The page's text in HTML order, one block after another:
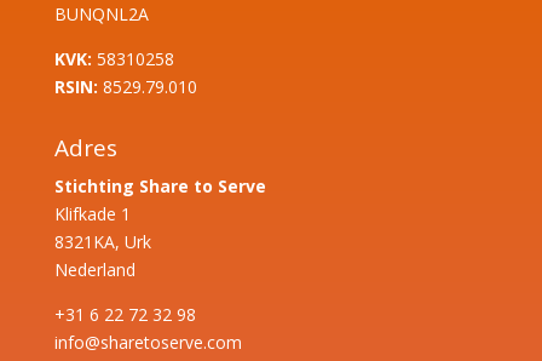
BUNQNL2A
KVK: 58310258
RSIN: 8529.79.010
Adres
Stichting Share to Serve
Klifkade 1
8321KA, Urk
Nederland
+31 6 22 72 32 98
info@sharetoserve.com